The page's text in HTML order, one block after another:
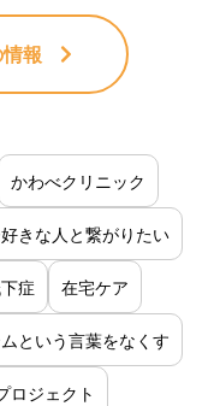
報
かわべクリニック
きな人と繋がりたい
症 在宅ケア
という言葉をなくす
ロジェクト